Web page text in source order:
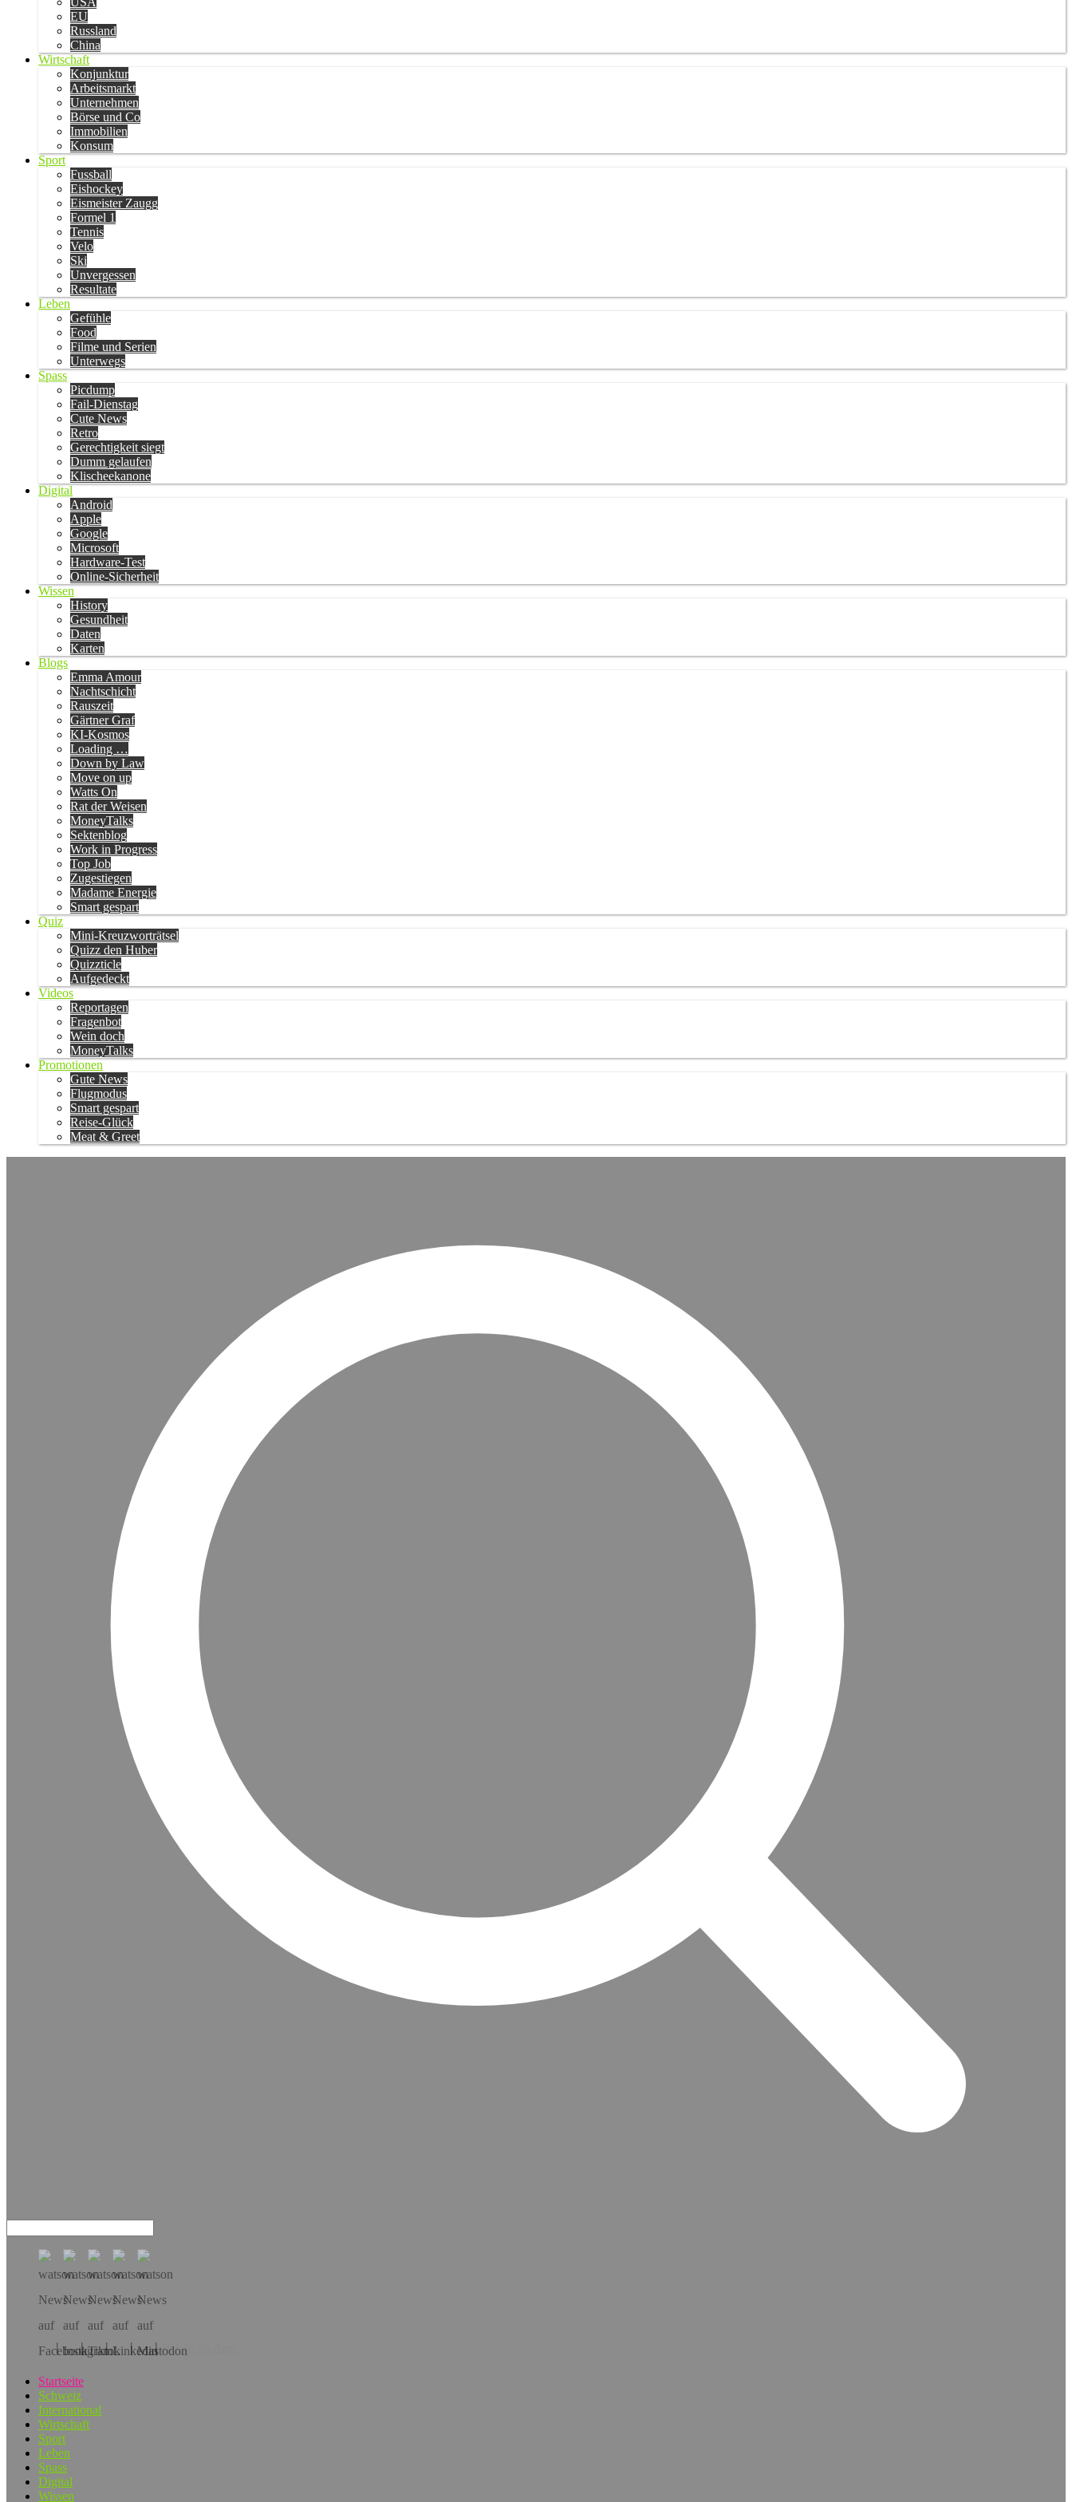
EU
Russland
China
Wirtschaft
Konjunktur
Arbeitsmarkt
Unternehmen
Börse und Co
Immobilien
Konsum
Sport
Fussball
Eishockey
Eismeister Zaugg
Formel 1
Tennis
Velo
Ski
Unvergessen
Resultate
Leben
Gefühle
Food
Filme und Serien
Unterwegs
Spass
Picdump
Fail-Dienstag
Cute News
Retro
Gerechtigkeit siegt
Dumm gelaufen
Klischeekanone
Digital
Android
Apple
Google
Microsoft
Hardware-Test
Online-Sicherheit
Wissen
History
Gesundheit
Daten
Karten
Blogs
Emma Amour
Nachtschicht
Rauszeit
Gärtner Graf
KI-Kosmos
Loading …
Down by Law
Move on up
Watts On
Rat der Weisen
MoneyTalks
Sektenblog
Work in Progress
Top Job
Zugestiegen
Madame Energie
Smart gespart
Quiz
Mini-Kreuzworträtsel
Quizz den Huber
Quizzticle
Aufgedeckt
Videos
Reportagen
Fragenbot
Wein doch
MoneyTalks
Promotionen
Gute News
Flugmodus
Smart gespart
Reise-Glück
Meat & Greet
Hol dir die App!
Startseite
Schweiz
International
Wirtschaft
Sport
Leben
Spass
Digital
Wissen